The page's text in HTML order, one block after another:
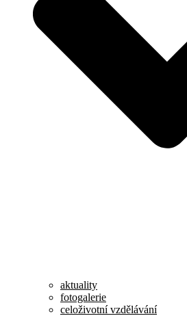
aktuality
fotogalerie
celoživotní vzdělávání